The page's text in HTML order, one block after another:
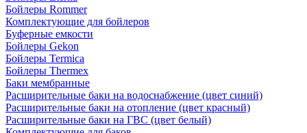
Бойлеры Rommer
Комплектующие для бойлеров
Буферные емкости
Бойлеры Gekon
Бойлеры Termica
Бойлеры Thermex
Баки мембранные
Расширительные баки на водоснабжение (цвет синий)
Расширительные баки на отопление (цвет красный)
Расширительные баки на ГВС (цвет белый)